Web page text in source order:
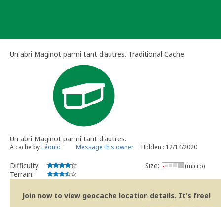
Un abri Maginot parmi tant d'autres. Traditional Cache
Un abri Maginot parmi tant d'autres.
A cache byLéonid Message this owner Hidden : 12/14/2020
Difficulty:
Terrain:
Size: (micro)
Join now to view geocache location details. It's free!